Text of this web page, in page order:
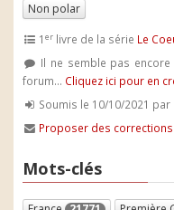
Non polar
1er livre de la série Le
Il ne semble pas
forum... Cliquez ici pour en
Soumis le 10/10/2021 par
Proposer des corrections
Mots-clés